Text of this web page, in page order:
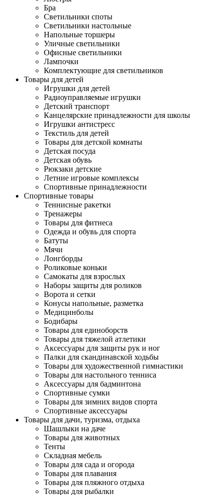
Бра
Светильники споты
Светильники настольные
Напольные торшеры
Уличные светильники
Офисные светильники
Лампочки
Комплектующие для светильников
Товары для детей
Игрушки для детей
Радиоуправляемые игрушки
Детский транспорт
Канцелярские принадлежности для школы
Игрушки антистресс
Текстиль для детей
Товары для детской комнаты
Детская посуда
Детская обувь
Рюкзаки детские
Летние игровые комплексы
Спортивные принадлежности
Спортивные товары
Теннисные ракетки
Тренажеры
Товары для фитнеса
Одежда и обувь для спорта
Батуты
Мячи
Лонгборды
Роликовые коньки
Самокаты для взрослых
Наборы защиты для роликов
Ворота и сетки
Конусы напольные, разметка
Медицинболы
Бодибары
Товары для единоборств
Товары для тяжелой атлетики
Аксессуары для защиты рук и ног
Палки для скандинавской ходьбы
Товары для художественной гимнастики
Товары для настольного тенниса
Аксессуары для бадминтона
Спортивные сумки
Товары для зимних видов спорта
Спортивные аксессуары
Товары для дачи, туризма, отдыха
Шашлыки на даче
Товары для животных
Тенты
Складная мебель
Товары для сада и огорода
Товары для плавания
Товары для пляжного отдыха
Товары для рыбалки